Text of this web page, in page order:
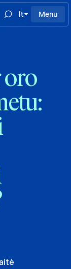
lt Menu
oro